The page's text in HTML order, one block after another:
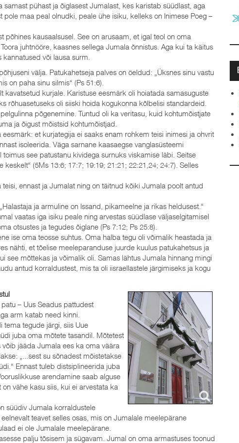
samast pühast ja õiglasest Jumalast, kes karistab süüdlast, aga
maa peal olnudki, peale ühe isiku, kelleks on Inimese Poeg –
põhines kausaalsusel. See on arusaam, et igal teol on oma
juhtnööre, kaasnes sellega Jumala õnnistus. Aga kui ta käitus
või lausa surm.
välja. Patukahetseja palves on öeldud: „Üksnes sinu vastu
on paha sinu silmis“ (Ps 51:6).
kurjale. Karistuse eesmärk oli hoiatada samasuguste
rõhuasetuseks oli siiski hoida kogukonna kõlbelisi standardeid.
põgenemine. Tuntud oli ka veritasu, kuid kohtumõistjate
ja õigust mõistsid kohtumõistjad.
et kurjategija ei saaks enam rohkem teisi inimesi ja ohvrit
isoleerida. Väga sarnane kaasaegse vanglasüsteemi
see patustanu kividega surnuks viskamise läbi. Seitse
(5Ms 13:6; 17:7; 19:19; 21:21; 22:21,24; 24:7). Selles
ennast ja Jumalat ning on täitnud kõiki Jumala poolt antud
ja armuline on Issand, pikameelne ja rikas heldusest.“
vaatas iga isiku peale ning arvestas süüdlase väljaselgitamisel
otsustes ja tegudes õiglane (Ps 7:12; Ps 25:8).
ise oma teosse suhtus. Oma halba tegu oli võimalik heastada ja
nähti, et tõelise meeleparanduse juurde kuulus patukahetsus ja
see mõttekas ja võimalik oli. Samas lähtus Jumala hinnang mingi
antud korraldustest, mis ta oli iisraellastele järgimiseks ja kogu
– Uus Seadus pattudest
arm katab need kinni.
tema tegude järgi, siis Uue
juba oma mõtete tasandil. Mõtetest
jääda Jumala ees ka oma väära
„...sest su sõnadest mõistetakse
Ennast tuleb distsiplineerida juba
arendamine saab alguse
vähe kasu siis, kui ei arvestata ka
süüdiv Jumala korraldustele
teavet selles osas, mis on Jumalale meelepärane
ei ole Jumalale meelepärane.
palju tõsisem ja sügavam. Jumal on oma armastuses toonud